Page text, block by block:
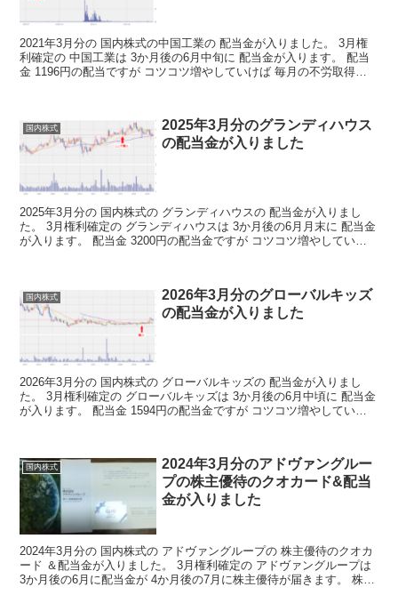
2021年3月分の 国内株式の中国工業の 配当金が入りました。 3月権
利確定の 中国工業は 3か月後の6月中旬に 配当金が入ります。 配当
金 1196円の配当ですが コツコツ増やしていけば 毎月の不労取得が
国内株式
2025年3月分のグランディハウス
の配当金が入りました
2025年3月分の 国内株式の グランディハウスの 配当金が入りまし
た。 3月権利確定の グランディハウスは 3か月後の6月月末に 配当金
が入ります。 配当金 3200円の配当金ですが コツコツ増やしていけ
国内株式
2026年3月分のグローバルキッズ
の配当金が入りました
2026年3月分の 国内株式の グローバルキッズの 配当金が入りまし
た。 3月権利確定の グローバルキッズは 3か月後の6月中頃に 配当金
が入ります。 配当金 1594円の配当金ですが コツコツ増やしていけ
国内株式
2024年3月分のアドヴァングルー
プの株主優待のクオカード&配当
金が入りました
2024年3月分の 国内株式の アドヴァングループの 株主優待のクオカ
ード ＆配当金が入りました。 3月権利確定の アドヴァングループは
3か月後の6月に配当金が 4か月後の7月に株主優待が届きます。 株主